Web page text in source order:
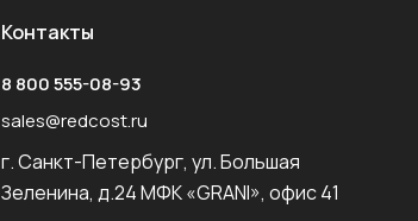
Контакты
8 800 555-08-93
sales@redcost.ru
г. Санкт-Петербург, ул. Большая
Зеленина, д.24 МФК «GRANI», офис 41